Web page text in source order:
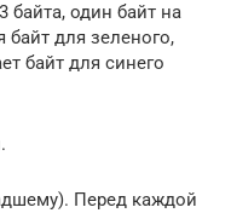
байта, один байт на
для зеленого,
байт для синего
Перед каждой